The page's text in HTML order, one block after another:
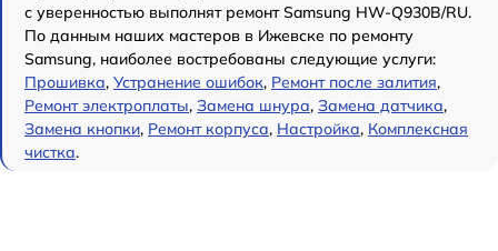
с уверенностью выполнят ремонт Samsung HW-Q930B/RU.
По данным наших мастеров в Ижевске по ремонту
Samsung, наиболее востребованы следующие услуги:
Прошивка, Устранение ошибок, Ремонт после залития,
Ремонт электроплаты, Замена шнура, Замена датчика,
Замена кнопки, Ремонт корпуса, Настройка, Комплексная
чистка.